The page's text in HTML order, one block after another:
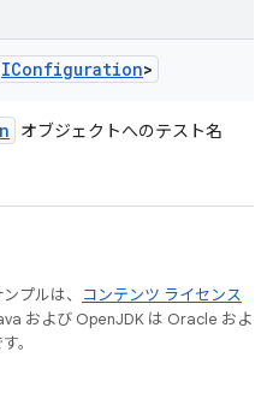
IConfiguration>
オブジェクトへのテスト名
プルは、
コンテンツ ライセンス
および OpenJDK は Oracle およ
。